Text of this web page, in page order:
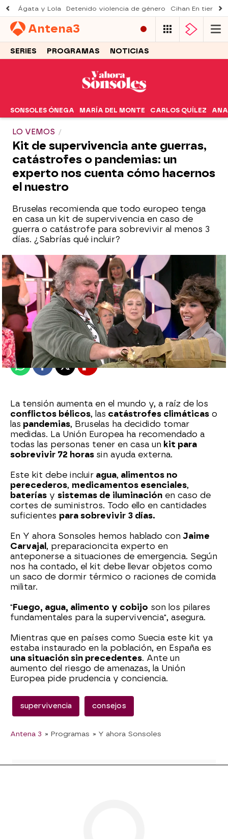
Ágata y Lola Detenido violencia de género Cihan En tierra
Antena3
SERIES PROGRAMAS NOTICIAS
SONSOLES ÓNEGA MARÍA DEL MONTE CARLOS QUÍLEZ ANA
LO VEMOS
Kit de supervivencia ante guerras,
catástrofes o pandemias: un
experto nos cuenta cómo hacernos
el nuestro
Bruselas recomienda que todo europeo tenga
en casa un kit de supervivencia en caso de
guerra o catástrofe para sobrevivir al menos 3
días. ¿Sabrías qué incluir?
Sara Sanz Navarro
Publicado:26 de marzo de 2025, 17:20
WhatsappFacebook
X Flipboard
La tensión aumenta en el mundo y, a raíz de los
conflictos bélicos, las catástrofes climáticas o
las pandemias, Bruselas ha decidido tomar
medidas. La Unión Europea ha recomendado a
todas las personas tener en casa un kit para
sobrevivir 72 horas sin ayuda externa.
Este kit debe incluir agua, alimentos no
perecederos, medicamentos esenciales,
baterías y sistemas de iluminación en caso de
cortes de suministros. Todo ello en cantidades
suficientes para sobrevivir 3 días.
En Y ahora Sonsoles hemos hablado con Jaime
Carvajal , preparacioncita experto en
anteponerse a situaciones de emergencia. Según
nos ha contado, el kit debe llevar objetos como
un saco de dormir térmico o raciones de comida
militar.
" Fuego, agua, alimento y cobijo son los pilares
fundamentales para la supervivencia", asegura.
Mientras que en países como Suecia este kit ya
estaba instaurado en la población, en España es
una situación sin precedentes. Ante un
aumento del riesgo de amenazas, la Unión
Europea pide prudencia y conciencia.
supervivencia consejos
Antena 3 » Programas » Y ahora Sonsoles